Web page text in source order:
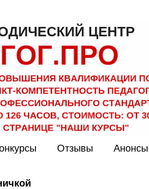
Отзывы Анонсы